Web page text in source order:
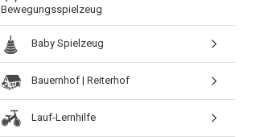
Bewegungsspielzeug
Baby Spielzeug
Bauernhof | Reiterhof
Lauf-Lernhilfe